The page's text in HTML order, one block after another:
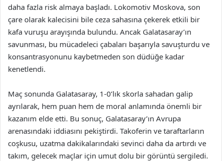
daha fazla risk almaya başladı. Lokomotiv Moskova, son
çare olarak kalecisini bile ceza sahasına çekerek etkili bir
kafa vuruşu arayışında bulundu. Ancak Galatasaray’ın
savunması, bu mücadeleci çabaları başarıyla savuşturdu ve
konsantrasyonunu kaybetmeden son düdüğe kadar
kenetlendi.
Maç sonunda Galatasaray, 1-0’lık skorla sahadan galip
ayrılarak, hem puan hem de moral anlamında önemli bir
kazanım elde etti. Bu sonuç, Galatasaray’ın Avrupa
arenasındaki iddiasını pekiştirdi. Takoferin ve taraftarların
coşkusu, uzatma dakikalarındaki sevinci daha da artırdı ve
takım, gelecek maçlar için umut dolu bir görüntü sergiledi.